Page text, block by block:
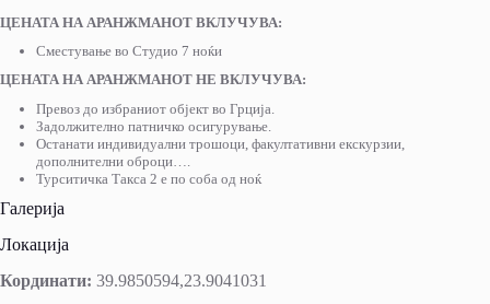
ЦЕНАТА НА АРАНЖМАНОТ ВКЛУЧУВА:
Сместување во Студио 7 ноќи
ЦЕНАТА НА АРАНЖМАНОТ НЕ ВКЛУЧУВА:
Превоз до избраниот објект во Грција.
Задолжително патничко осигурување.
Останати индивидуални трошоци, факултативни екскурзии,
дополнителни оброци….
Турситичка Такса 2 e по соба од ноќ
Галерија
Локација
Кординати: 39.9850594,23.9041031